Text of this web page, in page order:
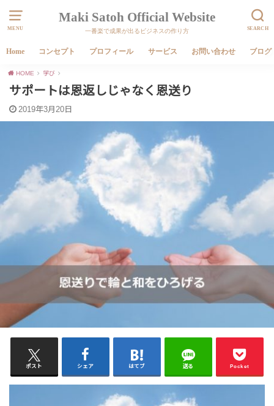
MENU SEARCH
Maki Satoh Official Website
一番楽で成果が出るビジネスの作り方
Home コンセプト プロフィール サービス お問い合わせ ブログ
HOME 学び
サポートは恩返しじゃなく恩送り
2019年3月20日
ポスト シェア はてブ 送る Pocket